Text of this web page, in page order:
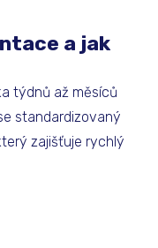
a jak
týdnů až měsíců
standardizovaný
zajišťuje rychlý